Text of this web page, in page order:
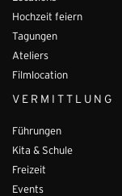
Hochzeit feiern
Tagungen
Ateliers
Filmlocation
VERMITTLUNG
Führungen
Kita & Schule
Freizeit
Events